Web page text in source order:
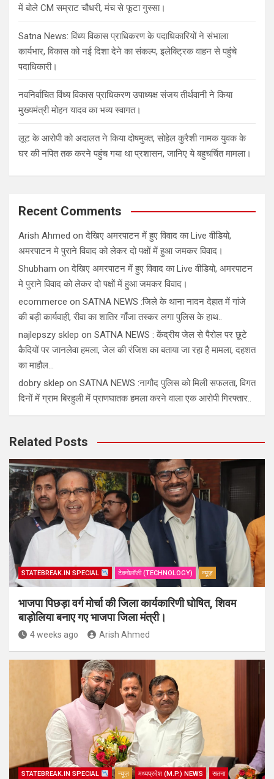
में बोले CM सम्राट चौधरी, मंच से फूटा गुस्सा।
Satna News: विंध्य विकास प्राधिकरण के पदाधिकारियों ने संभाला
कार्यभार, विकास को नई दिशा देने का संकल्प, इलेक्ट्रिक वाहन से पहुंचे
पदाधिकारी।
नवनिर्वाचित विंध्य विकास प्राधिकरण उपाध्यक्ष संजय तीर्थवानी ने किया
मुख्यमंत्री मोहन यादव का भव्य स्वागत।
लूट के आरोपी को अदालत ने किया दोषमुक्त, सोहेल कुरैशी नामक युवक के
घर की नपित तक करने पहुंच गया था प्रशासन, जानिए ये बहुचर्चित मामला।
Recent Comments
Arish Ahmed onदेखिए अमरपाटन में हुए विवाद का Live वीडियो,
अमरपाटन मे पुराने विवाद को लेकर दो पक्षों में हुआ जमकर विवाद।
Shubham onदेखिए अमरपाटन में हुए विवाद का Live वीडियो, अमरपाटन
मे पुराने विवाद को लेकर दो पक्षों में हुआ जमकर विवाद।
ecommerce on SATNA NEWS :जिले के थाना नादन देहात में गांजे
की बड़ी कार्यवाही, रीवा का शातिर गाँजा तस्कर लगा पुलिस के हाथ..
najlepszy sklep on SATNA NEWS : केंद्रीय जेल से पैरोल पर छूटे
कैदियों पर जानलेवा हमला, जेल की रंजिश का बताया जा रहा है मामला, दहशत
का माहौल…
dobry sklep on SATNA NEWS :नागौद पुलिस को मिली सफलता, विगत
दिनों में ग्राम बिरहुली में प्राणघातक हमला करने वाला एक आरोपी गिरफ्तार..
Related Posts
STATEBREAK.IN SPECIAL टेक्नोलॉजी (TECHNOLOGY) न्यूज़
भाजपा पिछड़ा वर्ग मोर्चा की जिला कार्यकारिणी घोषित, शिवम
बाड़ोलिया बनाए गए भाजपा जिला मंत्री।
4 weeks ago Arish Ahmed
STATEBREAK.IN SPECIAL न्यूज़ मध्यप्रदेश (M.P.) NEWS सतना